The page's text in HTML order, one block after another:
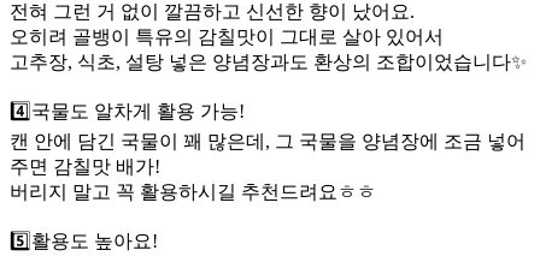
전혀 그런 거 없이 깔끔하고 신선한 향이 났어요.
오히려 골뱅이 특유의 감칠맛이 그대로 살아 있어서
고추장, 식초, 설탕 넣은 양념장과도 환상의 조합이었습니다✨
4️⃣국물도 알차게 활용 가능!
캔 안에 담긴 국물이 꽤 많은데, 그 국물을 양념장에 조금 넣어
주면 감칠맛 배가!
버리지 말고 꼭 활용하시길 추천드려요ㅎㅎ
5️⃣활용도 높아요!